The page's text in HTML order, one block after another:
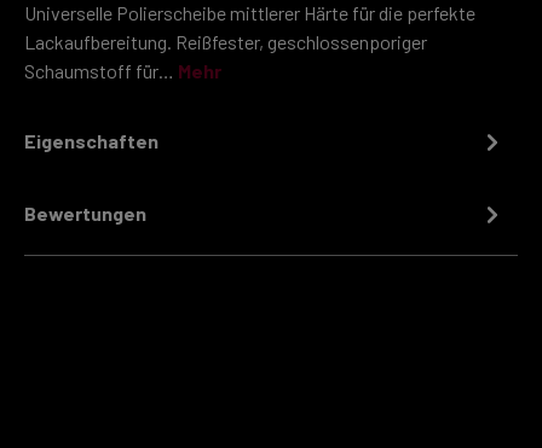
Universelle Polierscheibe mittlerer Härte für die perfekte
Lackaufbereitung. Reißfester, geschlossenporiger
Schaumstoff für… Mehr
Eigenschaften
Bewertungen